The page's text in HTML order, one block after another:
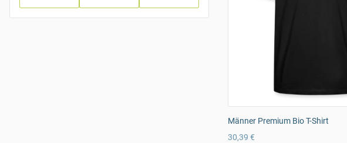
Männer Premium Bio T-Shirt
30,39 €